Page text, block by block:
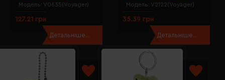
Модель: V0635(Voyager)
127.21 грн
Детальніше...
Модель: V2122(Voyager)
35.39 грн
Детальніше...